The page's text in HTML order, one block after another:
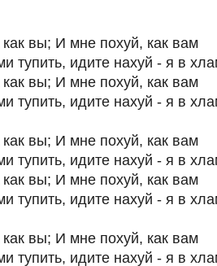
вы; И мне похуй, как вам
тупить, идите нахуй - я в
вы; И мне похуй, как вам
тупить, идите нахуй - я в
вы; И мне похуй, как вам
тупить, идите нахуй - я в
вы; И мне похуй, как вам
тупить, идите нахуй - я в
вы; И мне похуй, как вам
тупить, идите нахуй - я в